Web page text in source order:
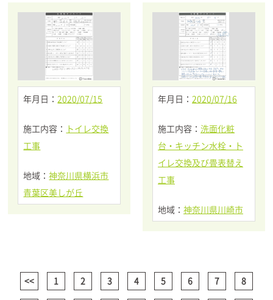
年月日：2020/07/15
施工内容： トイレ交換
工事
地域：神奈川県横浜市
青葉区美しが丘
年月日： 2020/07/16
施工内容： 洗面化粧
台・キッチン水栓・ト
イレ交換及び畳表替え
工事
地域： 神奈川県川崎市
<< 1 2 3 4 5 6 7 8